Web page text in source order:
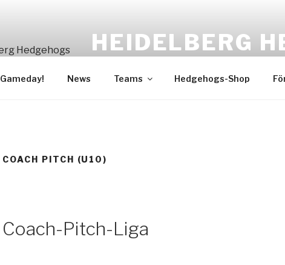
HEIDELBERG
Gameday! News Teams Hedgehogs-Shop
COACH PITCH (U10)
Coach-Pitch-Liga